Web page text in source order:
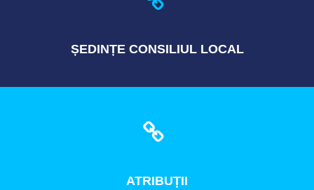
ȘEDINȚECONSILIUL LOCAL
ATRIBUȚII